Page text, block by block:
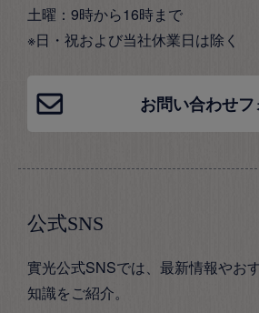
土曜：9時から16時まで
※日・祝および当社休業日は除く
お問い合わせ
公式SNS
實光公式SNSでは、最新情報やお
知識をご紹介。